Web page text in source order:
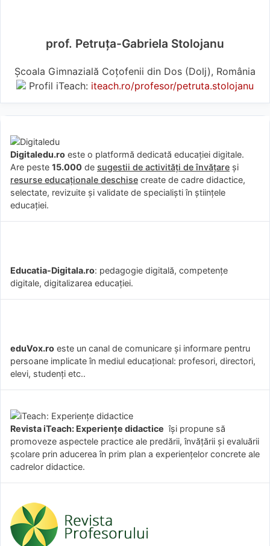
prof. Petruța-Gabriela Stolojanu
Școala Gimnazială Coțofenii din Dos (Dolj), România
Profil iTeach: iteach.ro/profesor/petruta.stolojanu
Digitaledu.ro este o platformă dedicată educației digitale.
Are peste 15.000 de sugestii de activități de învățare și
resurse educaționale deschise create de cadre didactice,
selectate, revizuite și validate de specialiști în științele
educației.
Educatia-Digitala.ro: pedagogie digitală, competențe
digitale, digitalizarea educației.
eduVox.ro este un canal de comunicare și informare pentru
persoane implicate în mediul educațional: profesori, directori,
elevi, studenți etc..
Revista iTeach: Experienţe didactice îşi propune să
promoveze aspectele practice ale predării, învăţării şi evaluării
şcolare prin aducerea în prim plan a experienţelor concrete ale
cadrelor didactice.